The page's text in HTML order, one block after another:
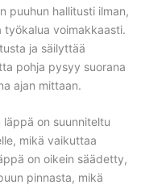
puuhun hallitusti ilman,
voimakkaasti.
ja säilyttää
pohja pysyy suorana
ajan mittaan.
läppä on suunniteltu
mikä vaikuttaa
on oikein säädetty,
pinnasta, mikä